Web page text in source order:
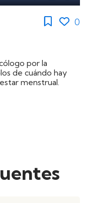
Settings
PIP
0
por la
de cuándo hay
menstrual.